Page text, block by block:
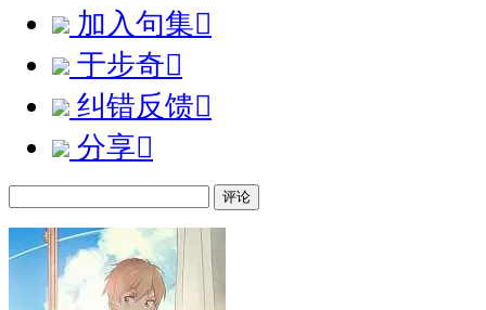
加入句集
于步奇
纠错反馈
分享
评论